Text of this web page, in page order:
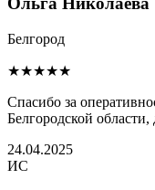
Белгород
★★★★★
Спасибо за
Белгородской
24.04.2025
ИС